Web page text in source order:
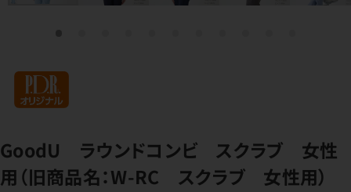
GoodU ラウンドコンビ スクラブ 女性
用（旧商品名：W-RC スクラブ 女性用）